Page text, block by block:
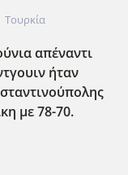
Τουρκία
απέναντι
ήταν
με 78-70.